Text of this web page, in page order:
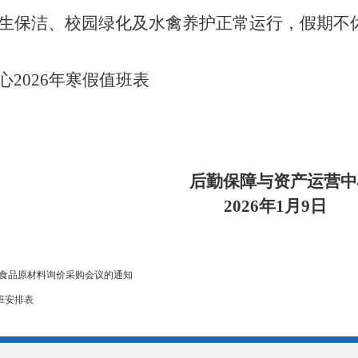
保洁、校园绿化及水禽养护正常运行，假期不
2026年寒假值班表
后勤保障与资产运营中
2026年1月 9 日
品原材料询价采购会议的通知
安排表